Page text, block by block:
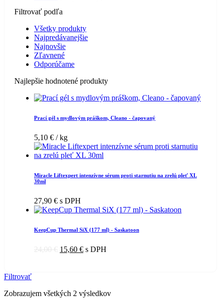
Filtrovať podľa
Všetky produkty
Najpredávanejšie
Najnovšie
Zľavnené
Odporúčame
Najlepšie hodnotené produkty
Prací gél s mydlovým práškom, Cleano - čapovaný
5,10 € / kg
Miracle Liftexpert intenzívne sérum proti starnutiu na zrelú pleť XL
30ml
27,90 € s DPH
KeepCup Thermal SiX (177 ml) - Saskatoon
15,60 € s DPH
Filtrovať
Zobrazujem všetkých 2 výsledkov